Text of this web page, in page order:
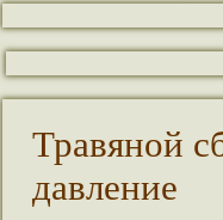
Травяной
давление